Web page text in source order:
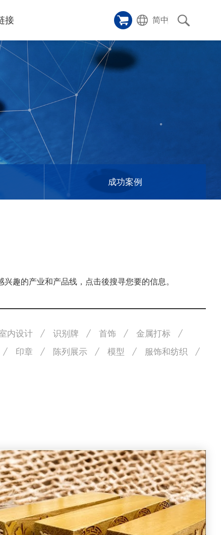
激光切割机
橱窗
影片
案例
动
接 简中
成功案例
趣的产业和产品线，点击後搜寻您要的信息。
内设计 识别牌 首饰
金属打标
印章 陈列展示 模型
服饰和纺织